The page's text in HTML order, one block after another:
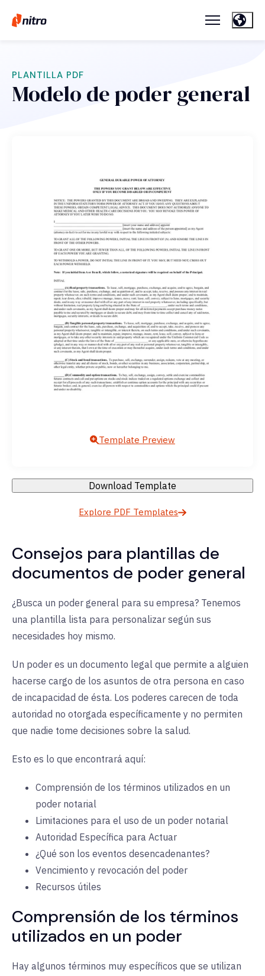
PLANTILLA PDF
Modelo de poder general
Template Preview
Download Template
Explore PDF Templates
Consejos para plantillas de
documentos de poder general
¿Busca un poder general para su empresa? Tenemos
una plantilla lista para personalizar según sus
necesidades hoy mismo.
Un poder es un documento legal que permite a alguien
hacerse cargo de los asuntos de otra persona en caso
de incapacidad de ésta. Los poderes carecen de toda
autoridad no otorgada específicamente y no permiten
que nadie tome decisiones sobre la salud.
Esto es lo que encontrará aquí:
Comprensión de los términos utilizados en un
poder notarial
Limitaciones para el uso de un poder notarial
Autoridad Específica para Actuar
¿Qué son los eventos desencadenantes?
Vencimiento y revocación del poder
Recursos útiles
Comprensión de los términos
utilizados en un poder
Hay algunos términos muy específicos que se utilizan